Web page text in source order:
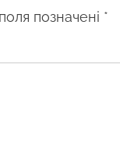
позначені *